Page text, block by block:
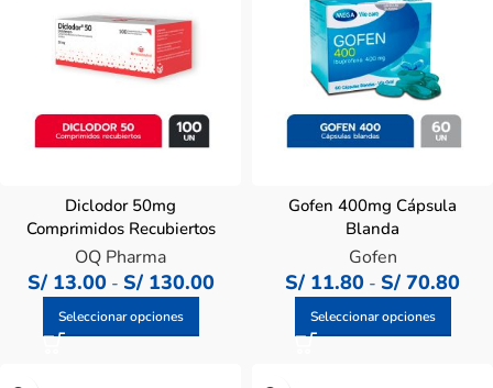
Diclodor 50mg
Comprimidos Recubiertos
OQ Pharma
S/13.00 - S/130.00
Seleccionar opciones
Gofen 400mg Cápsula
Blanda
Gofen
S/ 11.80 - S/ 70.80
Seleccionar opciones